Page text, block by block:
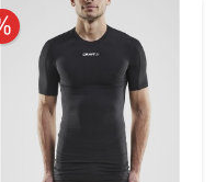
10% reduziert